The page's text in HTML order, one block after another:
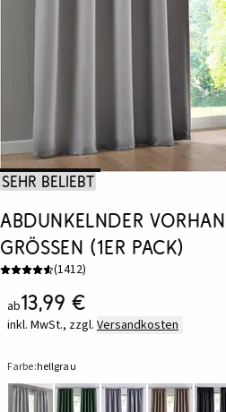
Sehr beliebt
Abdunkelnder
Größen (1er Pack)
(1412)
ab13,99 €
inkl. MwSt., zzgl. Versandkosten
Farbe:hellgrau